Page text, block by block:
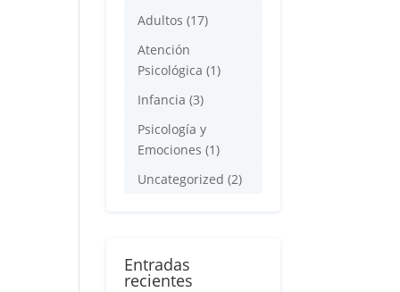
Adultos (17)
Atención
Psicológica (1)
Infancia (3)
Psicología y
Emociones (1)
Uncategorized (2)
Entradas
recientes